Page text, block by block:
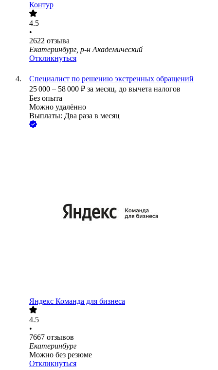
Контур
4.5
•
2622 отзыва
Екатеринбург, р-н Академический
Откликнуться
Специалист по решению экстренных обращений
25 000 – 58 000 ₽ за месяц, до вычета налогов
Без опыта
Можно удалённо
Выплаты: Два раза в месяц
Яндекс Команда для бизнеса
4.5
•
7667 отзывов
Екатеринбург
Можно без резюме
Откликнуться